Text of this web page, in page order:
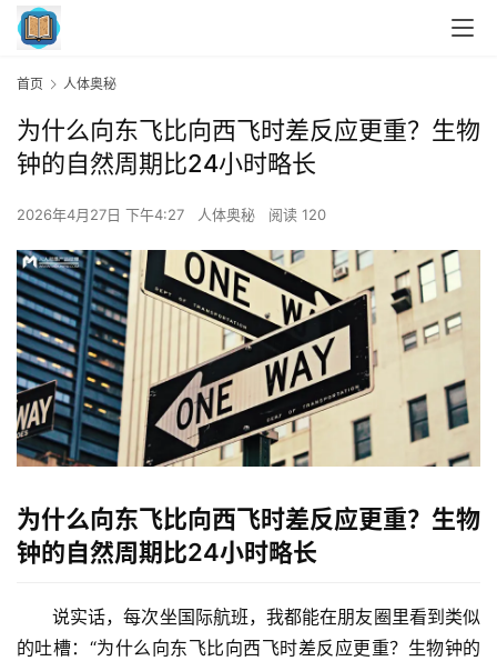
首页 人体奥秘
为什么向东飞比向西飞时差反应更重？生物
钟的自然周期比24小时略长
2026年4月27日 下午4:27 人体奥秘 阅读 120
为什么向东飞比向西飞时差反应更重？生物
钟的自然周期比24小时略长
说实话，每次坐国际航班，我都能在朋友圈里看到类似
的吐槽：“为什么向东飞比向西飞时差反应更重？生物钟的